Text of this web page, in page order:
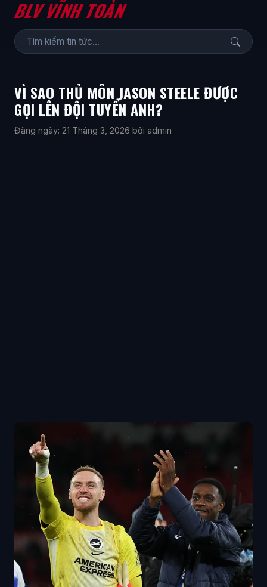
BLV VĨNH TOÀN
VÌ SAO THỦ MÔN JASON STEELE ĐƯỢC
GỌI LÊN ĐỘI TUYỂN ANH?
Đăng ngày: 21 Tháng 3, 2026 bởi admin